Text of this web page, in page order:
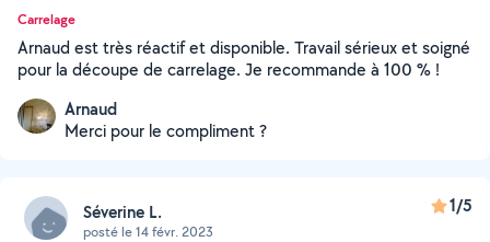
Carrelage
Arnaud est très réactif et disponible. Travail sérieux et soigné
pour la découpe de carrelage. Je recommande à 100 % !
Arnaud
Merci pour le compliment ?
Séverine L.
posté le 14 févr. 2023
1/5